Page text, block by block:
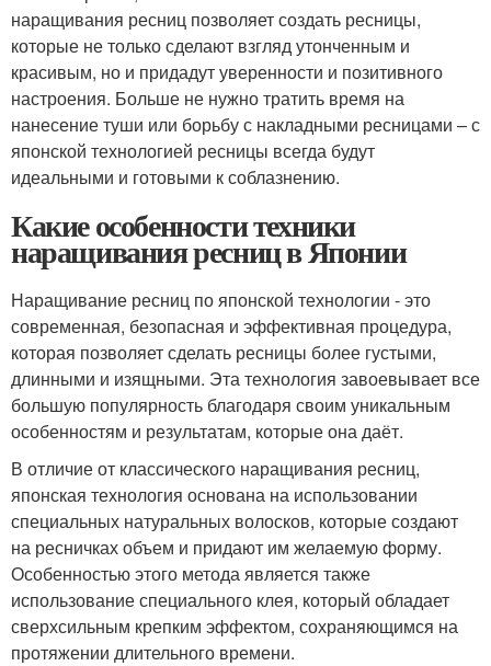
наращивания ресниц позволяет создать ресницы,
которые не только сделают взгляд утонченным и
красивым, но и придадут уверенности и позитивного
настроения. Больше не нужно тратить время на
нанесение туши или борьбу с накладными ресницами – с
японской технологией ресницы всегда будут
идеальными и готовыми к соблазнению.
Какие особенности техники
наращивания ресниц в Японии
Наращивание ресниц по японской технологии - это
современная, безопасная и эффективная процедура,
которая позволяет сделать ресницы более густыми,
длинными и изящными. Эта технология завоевывает все
большую популярность благодаря своим уникальным
особенностям и результатам, которые она даёт.
В отличие от классического наращивания ресниц,
японская технология основана на использовании
специальных натуральных волосков, которые создают
на ресничках объем и придают им желаемую форму.
Особенностью этого метода является также
использование специального клея, который обладает
сверхсильным крепким эффектом, сохраняющимся на
протяжении длительного времени.